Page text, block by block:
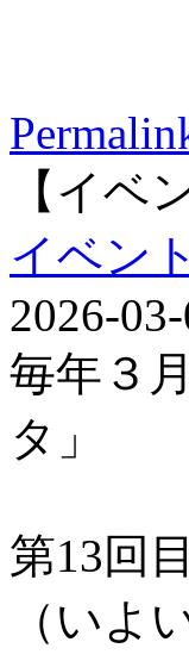
【イベ
イベン
2026-
毎年３
タ」
第13回
（いよ